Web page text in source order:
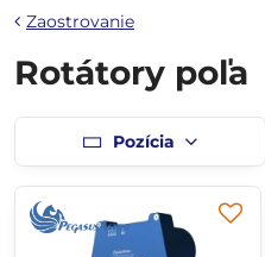
Zaostrovanie
Rotátory poľa
Pozícia